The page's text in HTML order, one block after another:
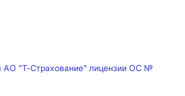
АО "Т-Страхование" лицензии ОС №